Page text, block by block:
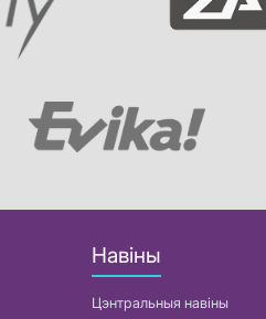
Навіны
Цэнтральныя навіны